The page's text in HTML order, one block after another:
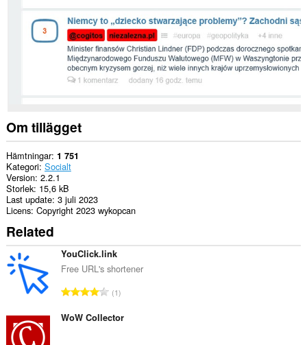
Om tillägget
Hämtningar 1 751
Kategori Socialt
Version 2.2.1
Storlek 15,6 kB
Last update 3 juli 2023
Licens Copyright 2023 wykopcan
Related
YouClick.link
Free URL's shortener
T
t
1
WoW Collector